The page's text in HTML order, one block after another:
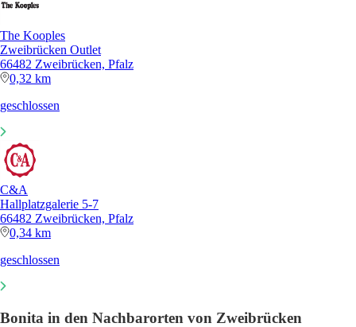
The Kooples
Zweibrücken Outlet
66482 Zweibrücken, Pfalz
0,32 km
geschlossen
C&A
Hallplatzgalerie 5-7
66482 Zweibrücken, Pfalz
0,34 km
geschlossen
Bonita in den Nachbarorten von Zweibrücken